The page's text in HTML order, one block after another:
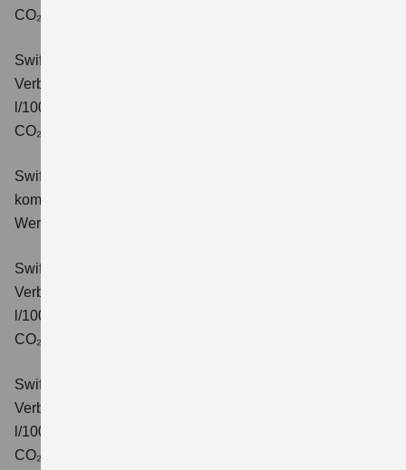
CO₂-Klasse: C.
Swift 1.2 DUALJET HYBRID ALLGRIP Comfort
Verbrauchswerte: kombinierter Energieverbrauch 4,9
l/100km; kombinierter Wert der CO₂-Emission: 110 g/km;
CO₂-Klasse: C.
Swift 1.2 DUALJET HYBRID Comfort+
kombinierter Energieverbrauch 4,4 l/100km; kombinierter
Wert der CO₂-Emission: 99 g/km; CO₂-Klasse: C.
Swift 1.2 DUALJET HYBRID CVT Comfort+
Verbrauchswerte: kombinierter Energieverbrauch 4,7
l/100km; kombinierter Wert der CO₂-Emission: 106 g/km;
CO₂-Klasse: C.
Swift 1.2 DUALJET HYBRID ALLGRIP Comfort+
Verbrauchswerte: kombinierter Energieverbrauch 4,9
l/100km; kombinierter Wert der CO₂-Emission: 110 g/km;
CO₂-Klasse: C.